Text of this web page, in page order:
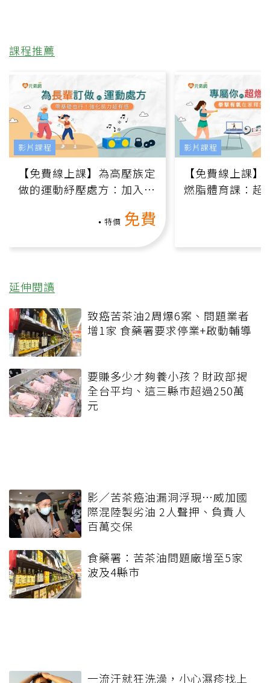
課程推薦
【免費線上課】為高壓族定
做的運動紓壓處方：加入行
特價 免費
影片課程
【免費線上課
燃脂體育課：超
影片課程
延伸閱讀
致癌苦茶油2周爆6案、問題業者
增1家 食藥署要求停業+啟動輔導
要賺多少才夠養小孩？財政部揭
全台平均、這三縣市超過250萬
元
影／苦茶癌油漏洞浮現…威加國
際混陸製劣油 2人聲押、負責人
百萬交保
食藥署：苦茶油問題廠增至5家
波及4縣市
一流汗就狂洗澡，小心濕疹找上